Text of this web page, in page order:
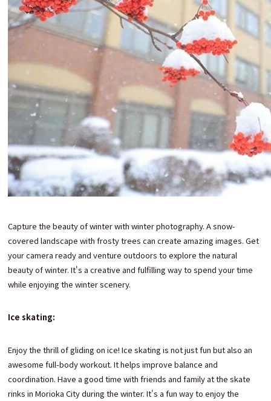
Capture the beauty of winter with winter photography. A snow-
covered landscape with frosty trees can create amazing images. Get
your camera ready and venture outdoors to explore the natural
beauty of winter. It's a creative and fulfilling way to spend your time
while enjoying the winter scenery.
Ice skating:
Enjoy the thrill of gliding on ice! Ice skating is not just fun but also an
awesome full-body workout. It helps improve balance and
coordination. Have a good time with friends and family at the skate
rinks in Morioka City during the winter. It's a fun way to enjoy the